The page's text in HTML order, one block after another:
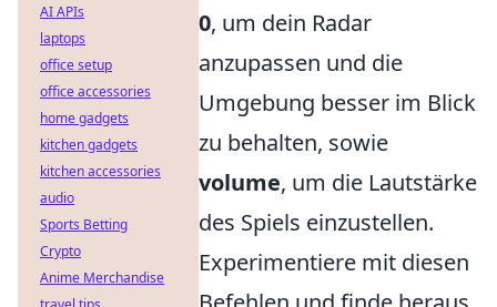
0, um dein Radar
anzupassen und die
Umgebung besser im Blick
zu behalten, sowie
volume, um die Lautstärke
des Spiels einzustellen.
Experimentiere mit diesen
AI APIs
laptops
office setup
office accessories
home gadgets
kitchen gadgets
kitchen accessories
audio
Sports Betting
Crypto
Anime Merchandise